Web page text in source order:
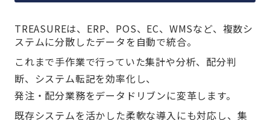
TREASUREは、ERP、POS、EC、WMSなど、複数シ
ステムに分散したデータを自動で統合。
これまで手作業で行っていた集計や分析、配分判
断、システム転記を効率化し、
発注・配分業務をデータドリブンに変革します。
既存システムを活かした柔軟な導入にも対応し、集